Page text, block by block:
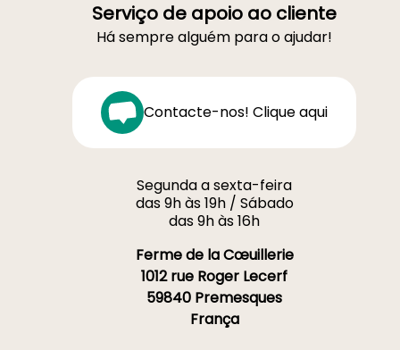
Serviço de apoio ao cliente
Há sempre alguém para o ajudar!
Contacte-nos! Clique aqui
Segunda a sexta-feira
das 9h às 19h / Sábado
das 9h às 16h
Ferme de la Cœuillerie
1012 rue Roger Lecerf
59840 Premesques
França